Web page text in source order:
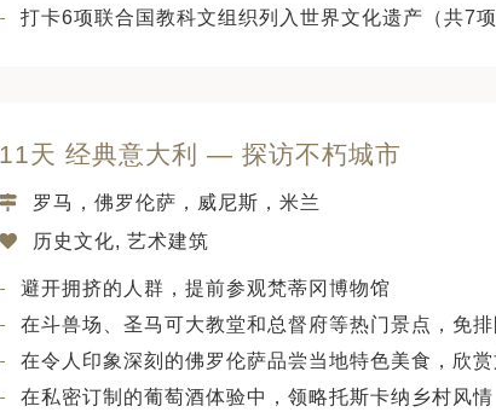
打卡6项联合国教科文组织列入世界文化遗产（共7
11天 经典意大利 — 探访不朽城市
罗马，佛罗伦萨，威尼斯，米兰
历史文化, 艺术建筑
避开拥挤的人群，提前参观梵蒂冈博物馆
在斗兽场、圣马可大教堂和总督府等热门景点，免
在令人印象深刻的佛罗伦萨品尝当地特色美食，欣
在私密订制的葡萄酒体验中，领略托斯卡纳乡村风情